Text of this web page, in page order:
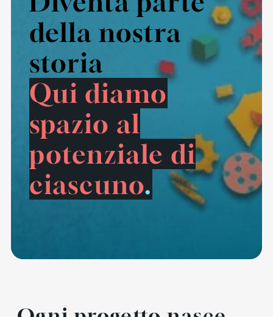
della nostra
storia
Qui diamo
spazio al
potenziale di
ciascuno.